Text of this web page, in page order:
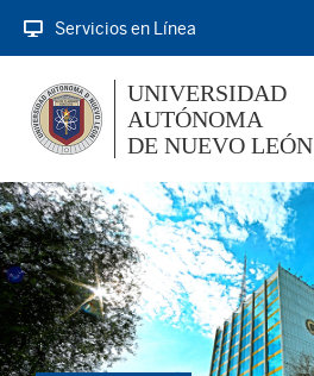
Servicios en Línea
UNIVERSIDAD
AUTÓNOMA
DE NUEVO LEÓN